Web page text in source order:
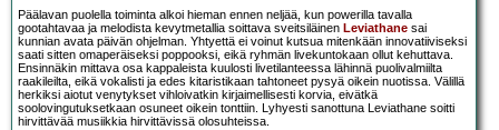
Päälavan puolella toiminta alkoi hieman ennen neljää, kun powerilla tavalla
gootahtavaa ja melodista kevytmetallia soittava sveitsiläinen Leviathane sai
kunnian avata päivän ohjelman. Yhtyettä ei voinut kutsua mitenkään innovatiiviseksi
saati sitten omaperäiseksi poppooksi, eikä ryhmän livekuntokaan ollut kehuttava.
Ensinnäkin mittava osa kappaleista kuulosti livetilanteessa lähinnä puolivalmiilta
raakileilta, eikä vokalisti ja edes kitaristikaan tahtoneet pysyä oikein nuotissa. Välillä
herkiksi aiotut venytykset vihloivatkin kirjaimellisesti korvia, eivätkä
soolovingutuksetkaan osuneet oikein tonttiin. Lyhyesti sanottuna Leviathane soitti
hirvittävää musiikkia hirvittävissä olosuhteissa.